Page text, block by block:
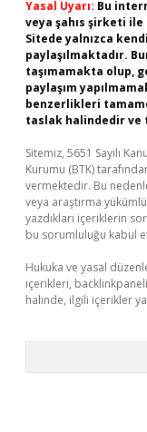
Yasal Uyarı: Bu
veya şahıs şirketi
Sitede yalnızca
paylaşılmaktadır.
taşımamakta olup,
paylaşım
benzerlikleri
taslak halindedir ve
Sitemiz, 5651 Sayılı
Kurumu (BTK)
vermektedir. Bu
veya araştırma
yazdıkları içeriklerin
bu sorumluluğu kabul
Hukuka ve yasal
içerikleri,
halinde, ilgili içerikler